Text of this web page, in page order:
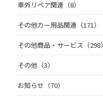
車外リペア関連（8）
その他カー用品関連（171）
その他商品・サービス（298）
その他（3）
お知らせ（70）